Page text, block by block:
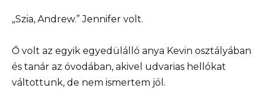
„Szia, Andrew.” Jennifer volt.
Ő volt az egyik egyedülálló anya Kevin osztályában
és tanár az óvodában, akivel udvarias hellókat
váltottunk, de nem ismertem jól.